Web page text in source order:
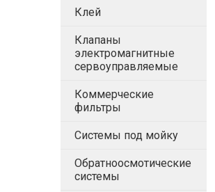
Клей
Клапаны
электромагнитные
сервоуправляемые
Коммерческие
фильтры
Системы под мойку
Обратноосмотические
системы